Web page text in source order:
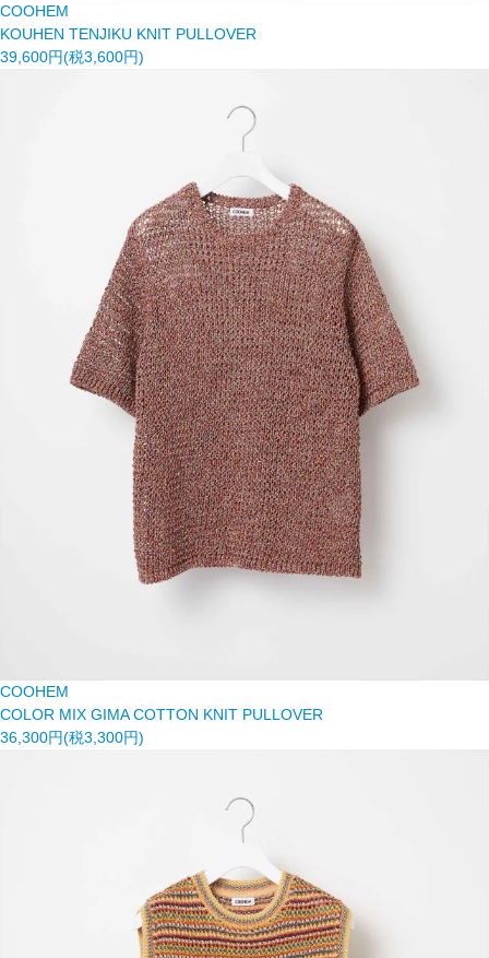
COOHEM
KOUHEN TENJIKU KNIT PULLOVER
39,600円(税3,600円)
COOHEM
COLOR MIX GIMA COTTON KNIT PULLOVER
36,300円(税3,300円)